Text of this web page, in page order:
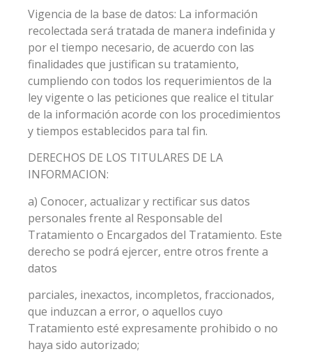
Vigencia de la base de datos: La información
recolectada será tratada de manera indefinida y
por el tiempo necesario, de acuerdo con las
finalidades que justifican su tratamiento,
cumpliendo con todos los requerimientos de la
ley vigente o las peticiones que realice el titular
de la información acorde con los procedimientos
y tiempos establecidos para tal fin.
DERECHOS DE LOS TITULARES DE LA
INFORMACION:
a) Conocer, actualizar y rectificar sus datos
personales frente al Responsable del
Tratamiento o Encargados del Tratamiento. Este
derecho se podrá ejercer, entre otros frente a
datos
parciales, inexactos, incompletos, fraccionados,
que induzcan a error, o aquellos cuyo
Tratamiento esté expresamente prohibido o no
haya sido autorizado;